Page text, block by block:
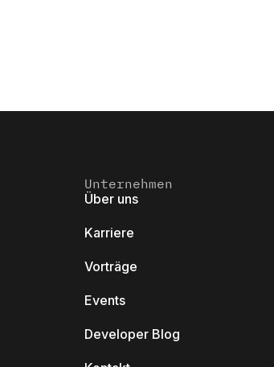
Unternehmen
Über uns
Karriere
Vorträge
Events
Developer Blog